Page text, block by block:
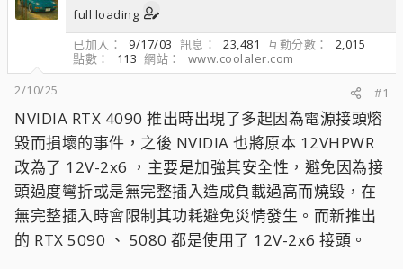
full loading
已加入
9/17/03 訊息 23,481 互動分數
2,015
點數
113 網站
www.coolaler.com
2/10/25
#1
NVIDIA RTX 4090 推出時出現了多起因為電源接頭熔
毀而損壞的事件，之後 NVIDIA 也將原本 12VHPWR
改為了 12V-2x6 ，主要是加強其安全性，避免因為接
頭過度彎折或是無完整插入造成負載過高而燒毀，在
無完整插入時會限制其功耗避免災情發生。而新推出
的 RTX 5090 、 5080 都是使用了 12V-2x6 接頭。